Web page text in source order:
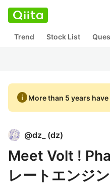
Trend Stock List
infoMore than 5 years
@dz_ (dz)
Meet Volt !
レートエンジ